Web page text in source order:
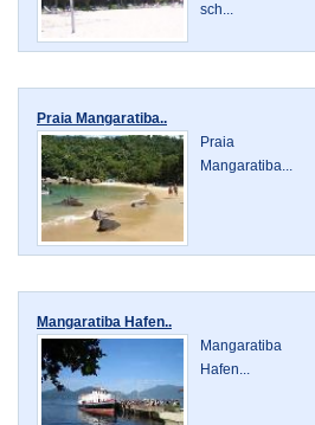
sch...
Praia Mangaratiba..
Praia
Mangaratiba...
Mangaratiba Hafen..
Mangaratiba
Hafen...